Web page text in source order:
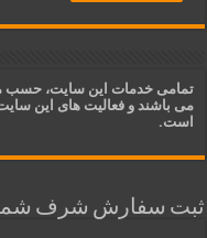
تمامی خدمات این سایت، حسب
می باشند و فعالیت های این
است.
ثبت سفارش شرف شمس